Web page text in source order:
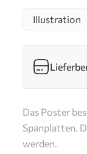
Illustration
Das Poster
Spanplatten.
werden.